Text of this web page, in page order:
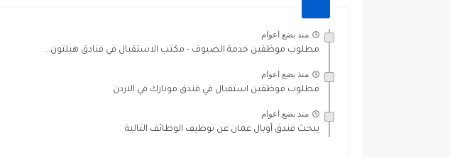
منذ بضع اعوام
مطلوب موظفين خدمة الضيوف - مكتب الاستقبال في فنادق هيلتون...
منذ بضع اعوام
مطلوب موظفين استقبال في فندق مونارك في الاردن
منذ بضع اعوام
يبحث فندق أوبال عمان عن توظيف الوظائف التالية